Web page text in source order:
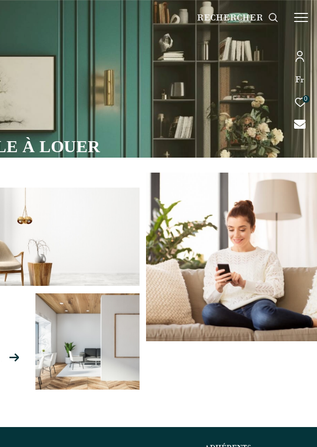
Fr
0
RECHERCHER
À LOUER